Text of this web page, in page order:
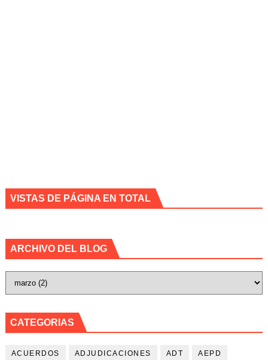
VISTAS DE PÁGINA EN TOTAL
ARCHIVO DEL BLOG
CATEGORIAS
ACUERDOS ADJUDICACIONES ADT AEPD